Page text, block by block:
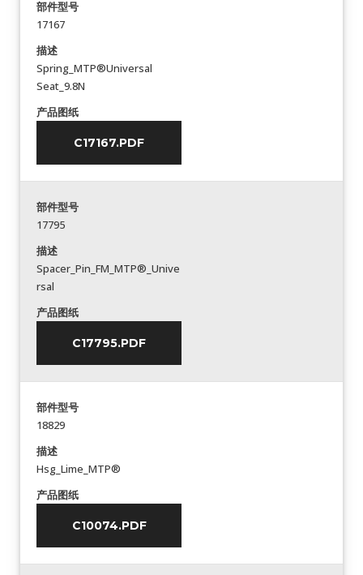
部件型号
17167
描述
Spring_MTP®Universal
Seat_9.8N
产品图纸
C17167.PDF
部件型号
17795
描述
Spacer_Pin_FM_MTP®_Unive
rsal
产品图纸
C17795.PDF
部件型号
18829
描述
Hsg_Lime_MTP®
产品图纸
C10074.PDF